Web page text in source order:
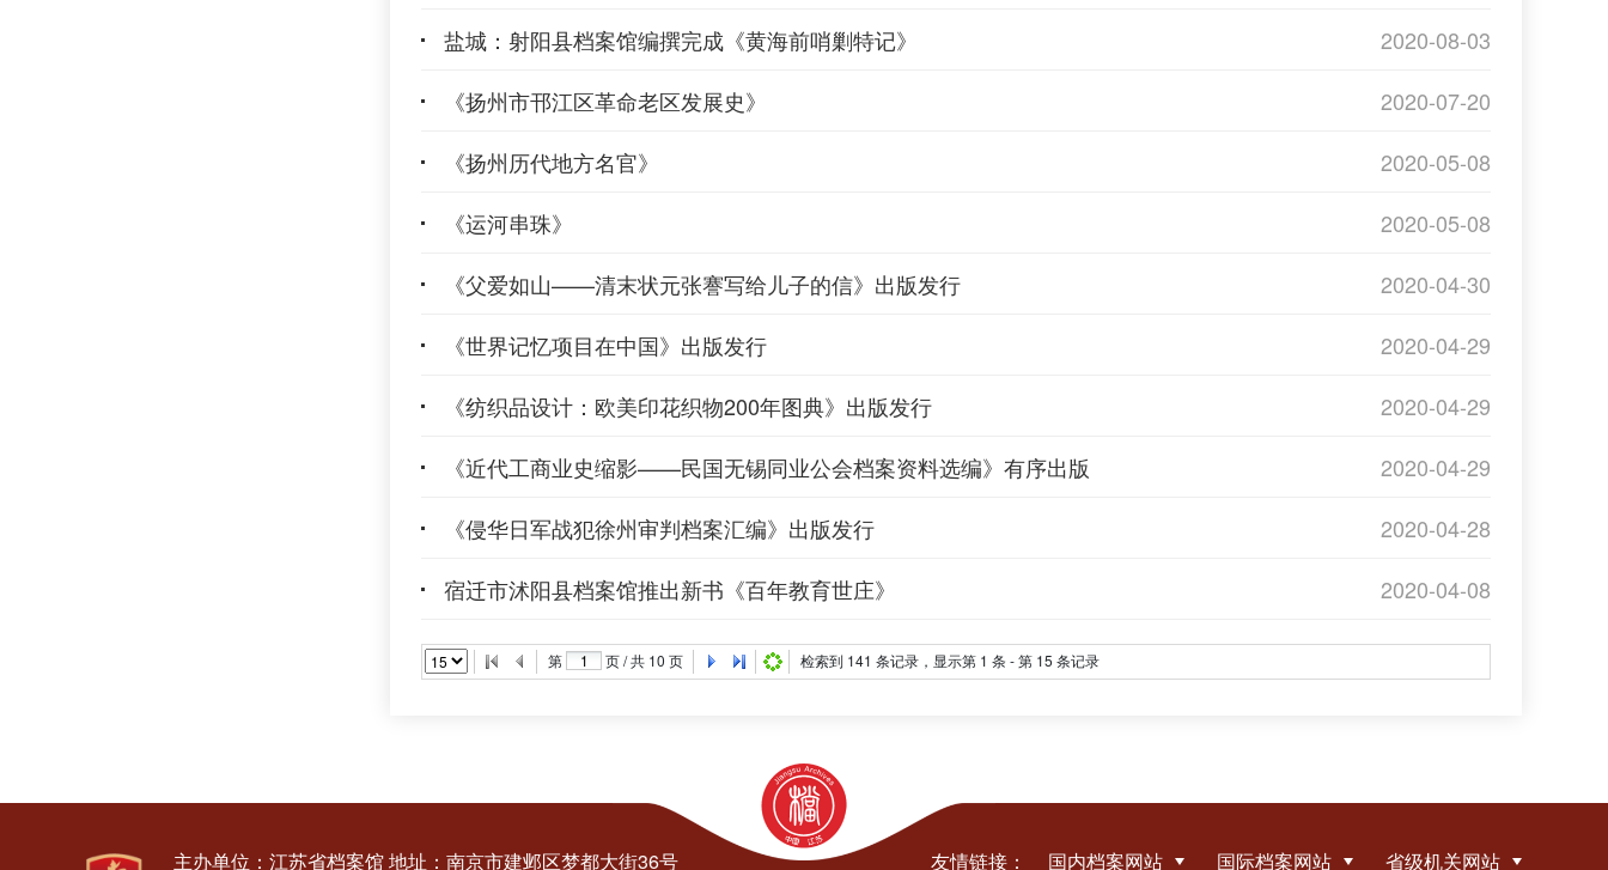
盐城：射阳县档案馆编撰完成《黄海前哨剿特记》
2020-08-03
《扬州市邗江区革命老区发展史》
2020-07-20
《扬州历代地方名官》
2020-05-08
《运河串珠》
2020-05-08
《父爱如山——清末状元张謇写给儿子的信》出版发行
2020-04-30
《世界记忆项目在中国》出版发行
2020-04-29
《纺织品设计：欧美印花织物200年图典》出版发行
2020-04-29
《近代工商业史缩影——民国无锡同业公会档案资料选编》有序出版
2020-04-29
《侵华日军战犯徐州审判档案汇编》出版发行
2020-04-28
宿迁市沭阳县档案馆推出新书《百年教育世庄》
2020-04-08
第 页 / 共 10 页 检索到 141 条记录，显示第 1 条 - 第 15 条记录
主办单位：江苏省档案馆地址：南京市建邺区梦都大街36号 友情链接： 国内档案网站 国际档案网站 省级机关网站